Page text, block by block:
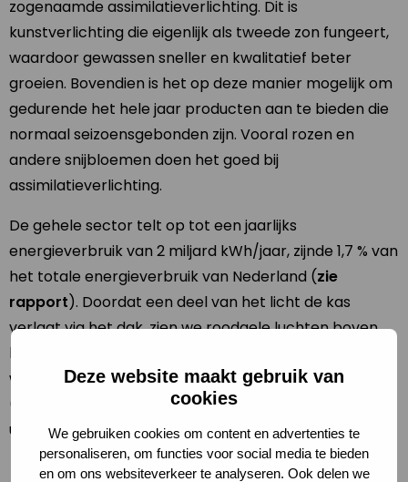
Deze website maakt gebruik van
cookies
We gebruiken cookies om content en advertenties te
personaliseren, om functies voor social media te bieden
en om ons websiteverkeer te analyseren. Ook delen we
zogenaamde assimilatieverlichting. Dit is
kunstverlichting die eigenlijk als tweede zon fungeert,
waardoor gewassen sneller en kwalitatief beter
groeien. Bovendien is het op deze manier mogelijk om
gedurende het hele jaar producten aan te bieden die
normaal seizoensgebonden zijn. Vooral rozen en
andere snijbloemen doen het goed bij
assimilatieverlichting.
De gehele sector telt op tot een jaarlijks
energieverbruik van 2 miljard kWh/jaar, zijnde 1,7 % van
het totale energieverbruik van Nederland (zie
rapport). Doordat een deel van het licht de kas
verlaat via het dak, zien we roodgele luchten boven
kasgebieden. Deze gloed is op zeer grote afstand
waar te nemen. Zelfs op foto’s vanuit de ruimte
(International Space Station) valt het nachtelijk licht
uit kassen op!